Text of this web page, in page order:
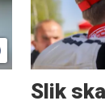
Slik